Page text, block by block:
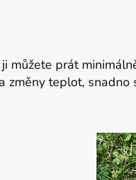
můžete prát
změny teplot, snadno